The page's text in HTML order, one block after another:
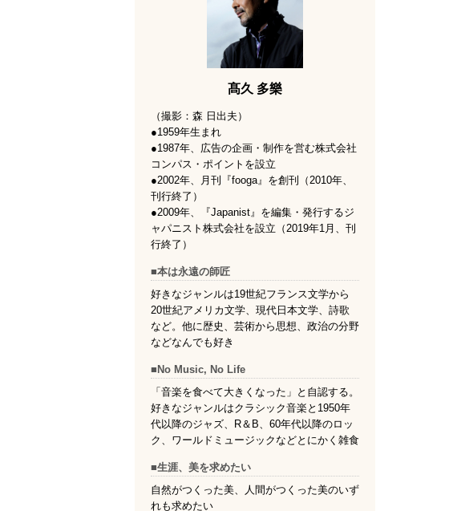
髙久 多樂
（撮影：森 日出夫）
●1959年生まれ
●1987年、広告の企画・制作を営む株式会社
コンパス・ポイントを設立
●2002年、月刊『fooga』を創刊（2010年、
刊行終了）
●2009年、『Japanist』を編集・発行するジ
ャパニスト株式会社を設立（2019年1月、刊
行終了）
■本は永遠の師匠
好きなジャンルは19世紀フランス文学から
20世紀アメリカ文学、現代日本文学、詩歌
など。他に歴史、芸術から思想、政治の分野
などなんでも好き
■No Music, No Life
「音楽を食べて大きくなった」と自認する。
好きなジャンルはクラシック音楽と1950年
代以降のジャズ、R＆B、60年代以降のロッ
ク、ワールドミュージックなどとにかく雑食
■生涯、美を求めたい
自然がつくった美、人間がつくった美のいず
れも求めたい